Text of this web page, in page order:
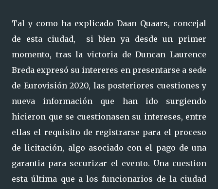
Tal y como ha explicado Daan Quaars, concejal
de esta ciudad, si bien ya desde un primer
momento, tras la victoria de Duncan Laurence
Breda expresó su intereres en presentarse a sede
de Eurovisión 2020, las posteriores cuestiones y
nueva información que han ido surgiendo
hicieron que se cuestionasen su intereses, entre
ellas el requisito de registrarse para el proceso
de licitación, algo asociado con el pago de una
garantia para securizar el evento. Una cuestion
esta última que a los funcionarios de la ciudad